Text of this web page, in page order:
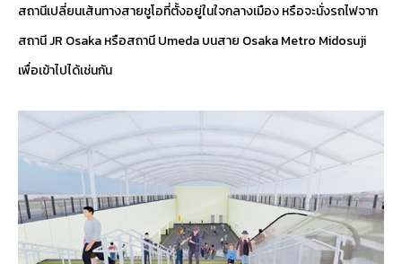
สถานีเปลี่ยนเส้นทางสายชูโอที่ตั้งอยู่ในใจกลางเมือง หรือจะนั่งรถไฟจาก
สถานี JR Osaka หรือสถานี Umeda บนสาย Osaka Metro Midosuji
เพื่อเข้าไปได้เช่นกัน